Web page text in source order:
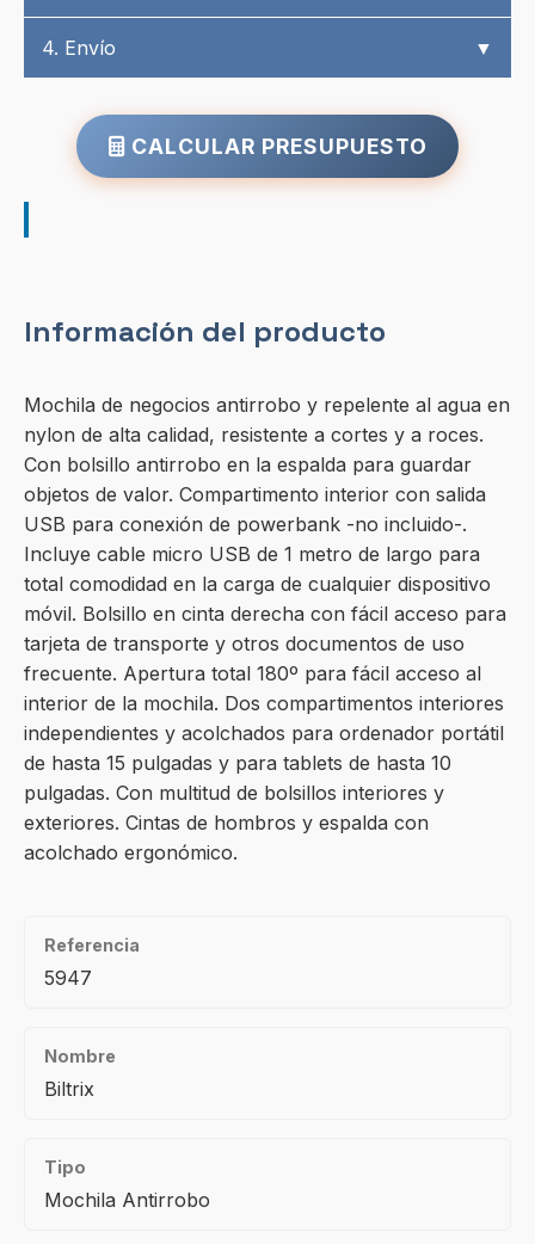
4. Envío ▼
CALCULAR PRESUPUESTO
Información del producto
Mochila de negocios antirrobo y repelente al agua en
nylon de alta calidad, resistente a cortes y a roces.
Con bolsillo antirrobo en la espalda para guardar
objetos de valor. Compartimento interior con salida
USB para conexión de powerbank -no incluido-.
Incluye cable micro USB de 1 metro de largo para
total comodidad en la carga de cualquier dispositivo
móvil. Bolsillo en cinta derecha con fácil acceso para
tarjeta de transporte y otros documentos de uso
frecuente. Apertura total 180º para fácil acceso al
interior de la mochila. Dos compartimentos interiores
independientes y acolchados para ordenador portátil
de hasta 15 pulgadas y para tablets de hasta 10
pulgadas. Con multitud de bolsillos interiores y
exteriores. Cintas de hombros y espalda con
acolchado ergonómico.
Referencia
5947
Nombre
Biltrix
Tipo
Mochila Antirrobo